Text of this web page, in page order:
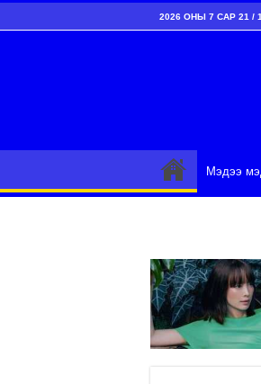
2026 ОНЫ 7 САР 21 /
Мэдээ